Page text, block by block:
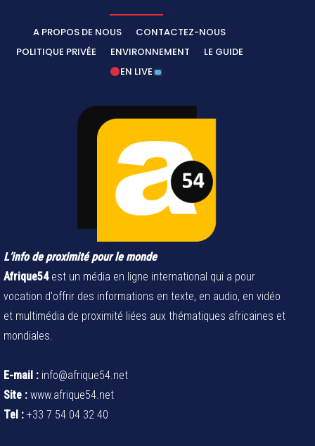
A PROPOS DE NOUS
CONTACTEZ-NOUS
POLITIQUE PRIVÉE
ENVIRONNEMENT
LE GUIDE
EN LIVE
L’info de proximité pour le monde
Afrique54est un média en ligne international qui a pour
vocation d'offrir des informations en texte, en audio, en vidéo
et multimédia de proximité liées aux thématiques africaines et
mondiales.
E-mail : info@afrique54.net
Site : www.afrique54.net
Tel : +33 7 54 04 32 40